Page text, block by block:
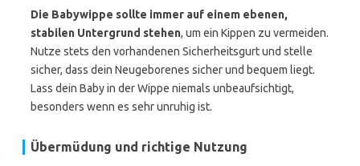
Die Babywippe sollte immer auf einem ebenen,
stabilen Untergrund stehen, um ein Kippen zu vermeiden.
Nutze stets den vorhandenen Sicherheitsgurt und stelle
sicher, dass dein Neugeborenes sicher und bequem liegt.
Lass dein Baby in der Wippe niemals unbeaufsichtigt,
besonders wenn es sehr unruhig ist.
Übermüdung und richtige Nutzung